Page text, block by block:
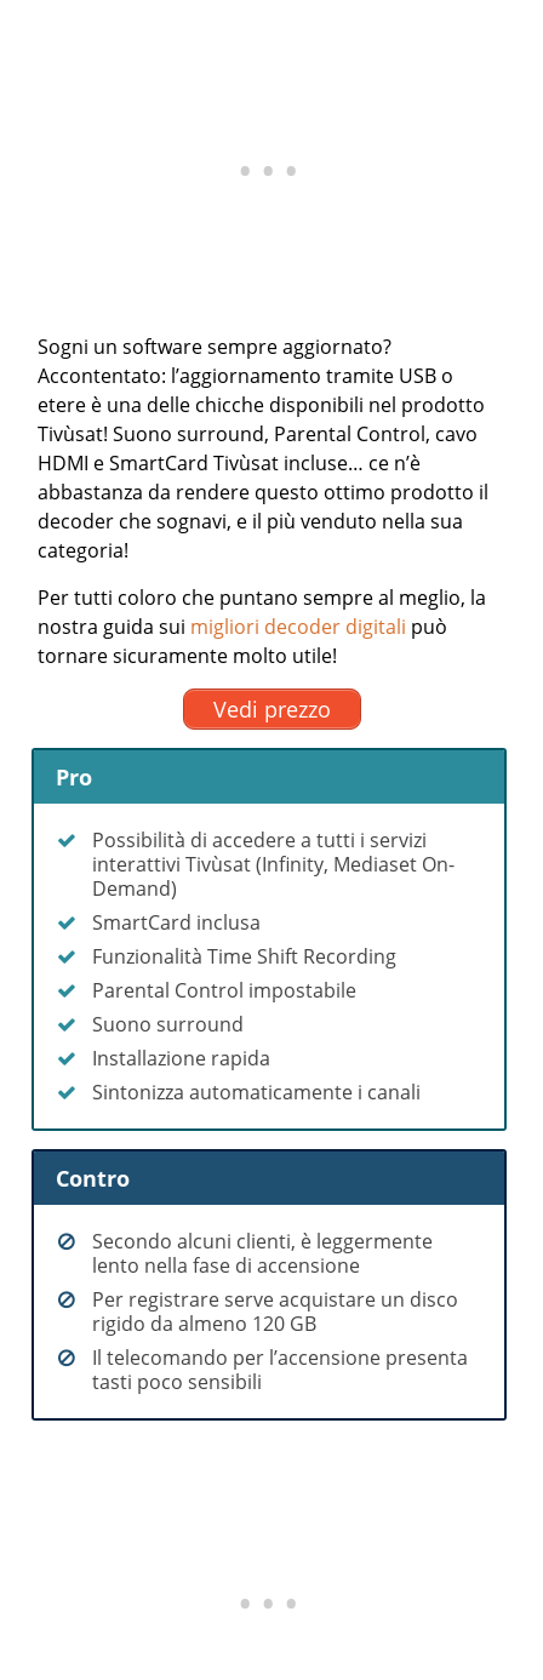
Sogni un software sempre aggiornato?
Accontentato: l’aggiornamento tramite USB o
etere è una delle chicche disponibili nel prodotto
Tivùsat! Suono surround, Parental Control, cavo
HDMI e SmartCard Tivùsat incluse… ce n’è
abbastanza da rendere questo ottimo prodotto il
decoder che sognavi, e il più venduto nella sua
categoria!
Per tutti coloro che puntano sempre al meglio, la
nostra guida sui migliori decoder digitali può
tornare sicuramente molto utile!
Vedi prezzo
Pro
Possibilità di accedere a tutti i servizi
interattivi Tivùsat (Infinity, Mediaset On-
Demand)
SmartCard inclusa
Funzionalità Time Shift Recording
Parental Control impostabile
Suono surround
Installazione rapida
Sintonizza automaticamente i canali
Contro
Secondo alcuni clienti, è leggermente
lento nella fase di accensione
Per registrare serve acquistare un disco
rigido da almeno 120 GB
Il telecomando per l’accensione presenta
tasti poco sensibili